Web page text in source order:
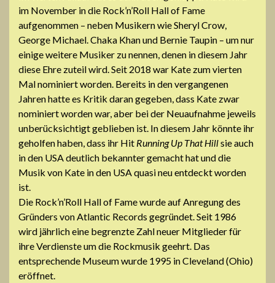
im November in die Rock’n’Roll Hall of Fame
aufgenommen – neben Musikern wie Sheryl Crow,
George Michael. Chaka Khan und Bernie Taupin – um nur
einige weitere Musiker zu nennen, denen in diesem Jahr
diese Ehre zuteil wird. Seit 2018 war Kate zum vierten
Mal nominiert worden. Bereits in den vergangenen
Jahren hatte es Kritik daran gegeben, dass Kate zwar
nominiert worden war, aber bei der Neuaufnahme jeweils
unberücksichtigt geblieben ist. In diesem Jahr könnte ihr
geholfen haben, dass ihr Hit Running Up That Hillsie auch
in den USA deutlich bekannter gemacht hat und die
Musik von Kate in den USA quasi neu entdeckt worden
ist.
Die Rock’n’Roll Hall of Fame wurde auf Anregung des
Gründers von Atlantic Records gegründet. Seit 1986
wird jährlich eine begrenzte Zahl neuer Mitglieder für
ihre Verdienste um die Rockmusik geehrt. Das
entsprechende Museum wurde 1995 in Cleveland (Ohio)
eröffnet.